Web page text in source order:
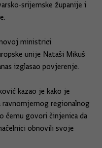
srijemske županije i
ministrici
unije Nataši Mikuš
izglasao povjerenje.
kazao je kako je
ravnomjernog regionalnog
čemu govori činjenica da
obnovili svoje